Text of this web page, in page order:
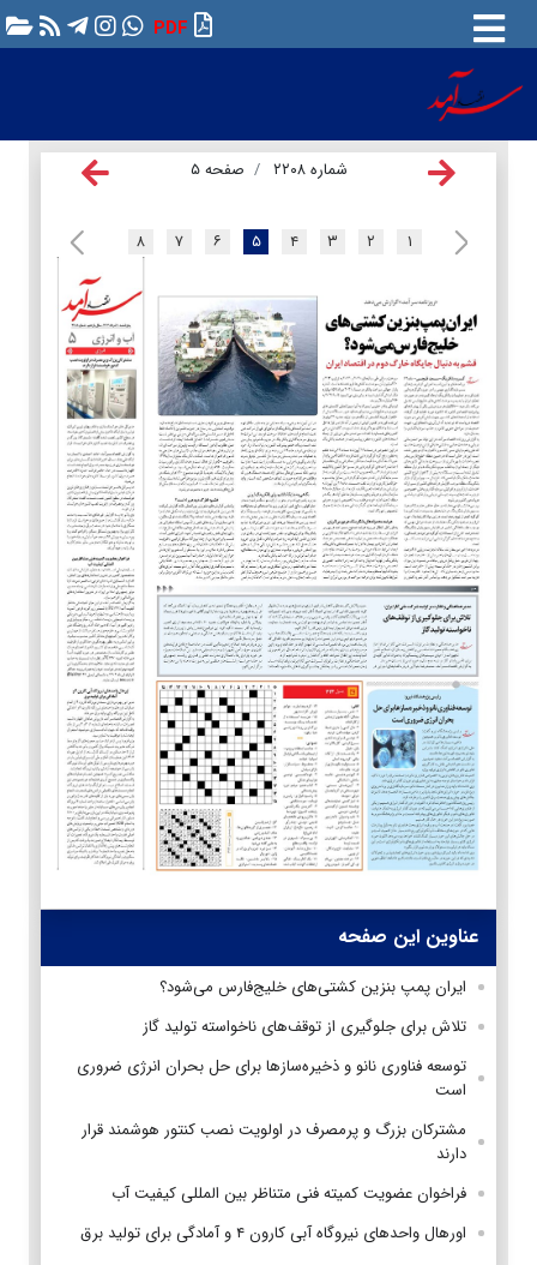
PDF
شماره ۲۲۰۸ صفحه ۵
۱ ۲ ۳ ۴ ۵ ۶ ۷ ۸
عناوین این صفحه
ایران پمپ بنزین کشتی‌های خلیج‌فارس می‌شود؟
تلاش برای جلوگیری از توقف‌های ناخواسته تولید گاز
توسعه فناوری نانو و ذخیره‌سازها برای حل بحران انرژی ضروری
است
مشترکان بزرگ و پرمصرف در اولویت نصب کنتور هوشمند قرار
دارند
فراخوان عضویت کمیته فنی متناظر بین المللی کیفیت آب
اورهال واحدهای نیروگاه آبی کارون ۴ و آمادگی برای تولید برق